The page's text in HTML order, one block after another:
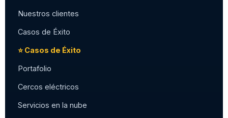
Nuestros clientes
Casos de Éxito
⭐ Casos de Éxito
Portafolio
Cercos eléctricos
Servicios en la nube